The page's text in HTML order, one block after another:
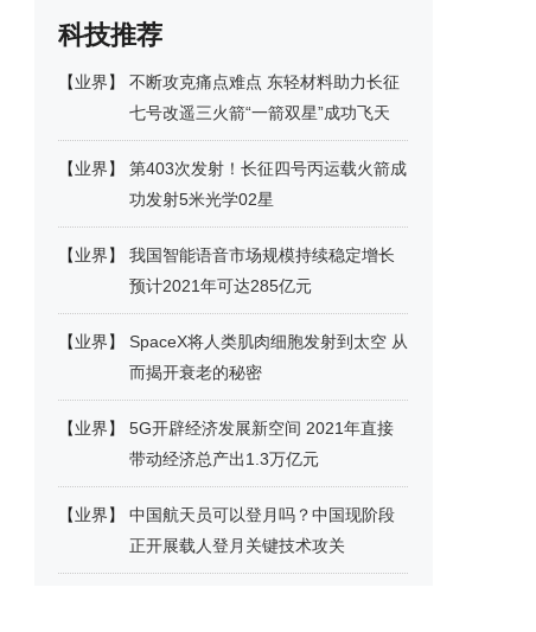
科技推荐
【业界】
不断攻克痛点难点 东轻材料助力长征
七号改遥三火箭“一箭双星”成功飞天
【业界】
第403次发射！长征四号丙运载火箭成
功发射5米光学02星
【业界】
我国智能语音市场规模持续稳定增长
预计2021年可达285亿元
【业界】
SpaceX将人类肌肉细胞发射到太空 从
而揭开衰老的秘密
【业界】
5G开辟经济发展新空间 2021年直接
带动经济总产出1.3万亿元
【业界】
中国航天员可以登月吗？中国现阶段
正开展载人登月关键技术攻关